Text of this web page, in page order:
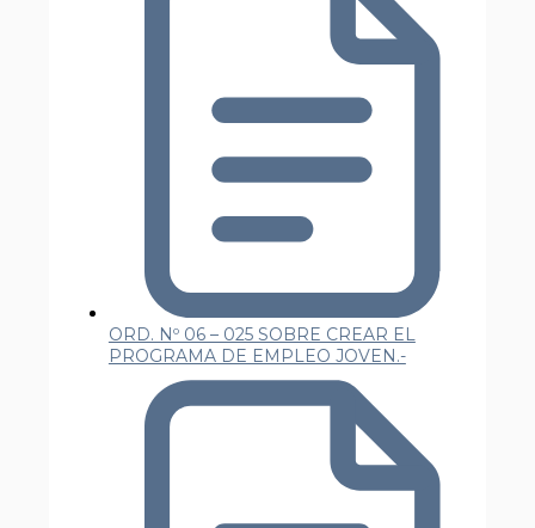
ORD. Nº 06 – 025 SOBRE CREAR EL
PROGRAMA DE EMPLEO JOVEN.-